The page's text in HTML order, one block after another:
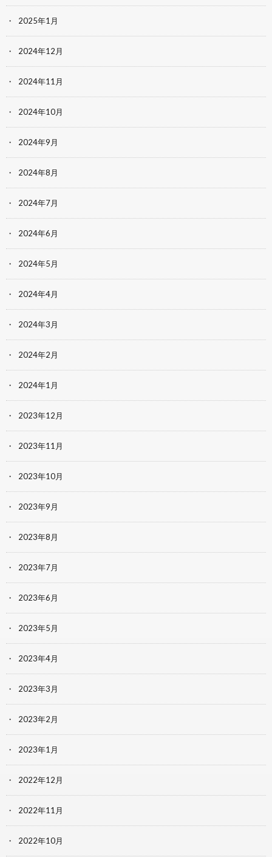
2025年1月
2024年12月
2024年11月
2024年10月
2024年9月
2024年8月
2024年7月
2024年6月
2024年5月
2024年4月
2024年3月
2024年2月
2024年1月
2023年12月
2023年11月
2023年10月
2023年9月
2023年8月
2023年7月
2023年6月
2023年5月
2023年4月
2023年3月
2023年2月
2023年1月
2022年12月
2022年11月
2022年10月